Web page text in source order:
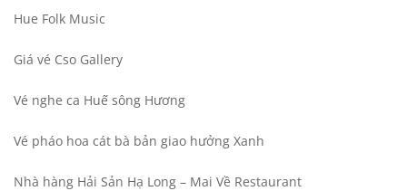
Hue Folk Music
Giá vé Cso Gallery
Vé nghe ca Huế sông Hương
Vé pháo hoa cát bà bản giao hưởng Xanh
Nhà hàng Hải Sản Hạ Long – Mai Về Restaurant